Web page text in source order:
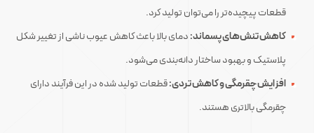
قطعات پیچیده‌تر را می‌توان تولید کرد.
کاهش تنش‌های پسماند:دمای بالا باعث کاهش عیوب ناشی از تغییر شکل
پلاستیک و بهبود ساختار دانه‌بندی می‌شود.
افزایش چقرمگی و کاهش تردی:قطعات تولید شده در این فرآیند دارای
چقرمگی بالاتری هستند.